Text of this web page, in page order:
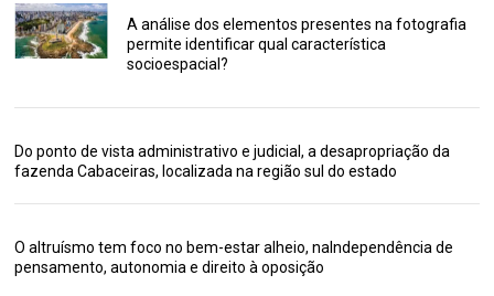
A análise dos elementos presentes na fotografia
permite identificar qual característica
socioespacial?
Do ponto de vista administrativo e judicial, a desapropriação da
fazenda Cabaceiras, localizada na região sul do estado
O altruísmo tem foco no bem-estar alheio, naIndependência de
pensamento, autonomia e direito à oposição